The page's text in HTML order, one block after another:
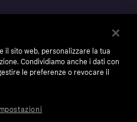
il sito web, personalizzare la tua
Condividiamo anche i dati con
le preferenze o revocare il